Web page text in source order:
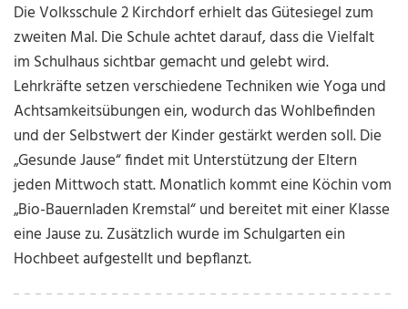
Die Volksschule 2 Kirchdorf erhielt das Gütesiegel zum
zweiten Mal. Die Schule achtet darauf, dass die Vielfalt
im Schulhaus sichtbar gemacht und gelebt wird.
Lehrkräfte setzen verschiedene Techniken wie Yoga und
Achtsamkeitsübungen ein, wodurch das Wohlbefinden
und der Selbstwert der Kinder gestärkt werden soll. Die
„Gesunde Jause“ findet mit Unterstützung der Eltern
jeden Mittwoch statt. Monatlich kommt eine Köchin vom
„Bio-Bauernladen Kremstal“ und bereitet mit einer Klasse
eine Jause zu. Zusätzlich wurde im Schulgarten ein
Hochbeet aufgestellt und bepflanzt.